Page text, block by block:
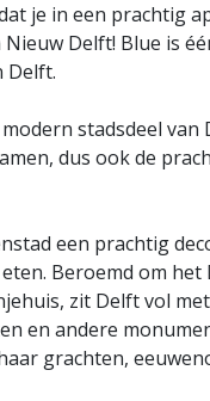
je in een prachtig
Delft! Blue is
Delft.
stadsdeel van
dus ook de
een prachtig
Beroemd om
zit Delft vol
en andere
grachten,